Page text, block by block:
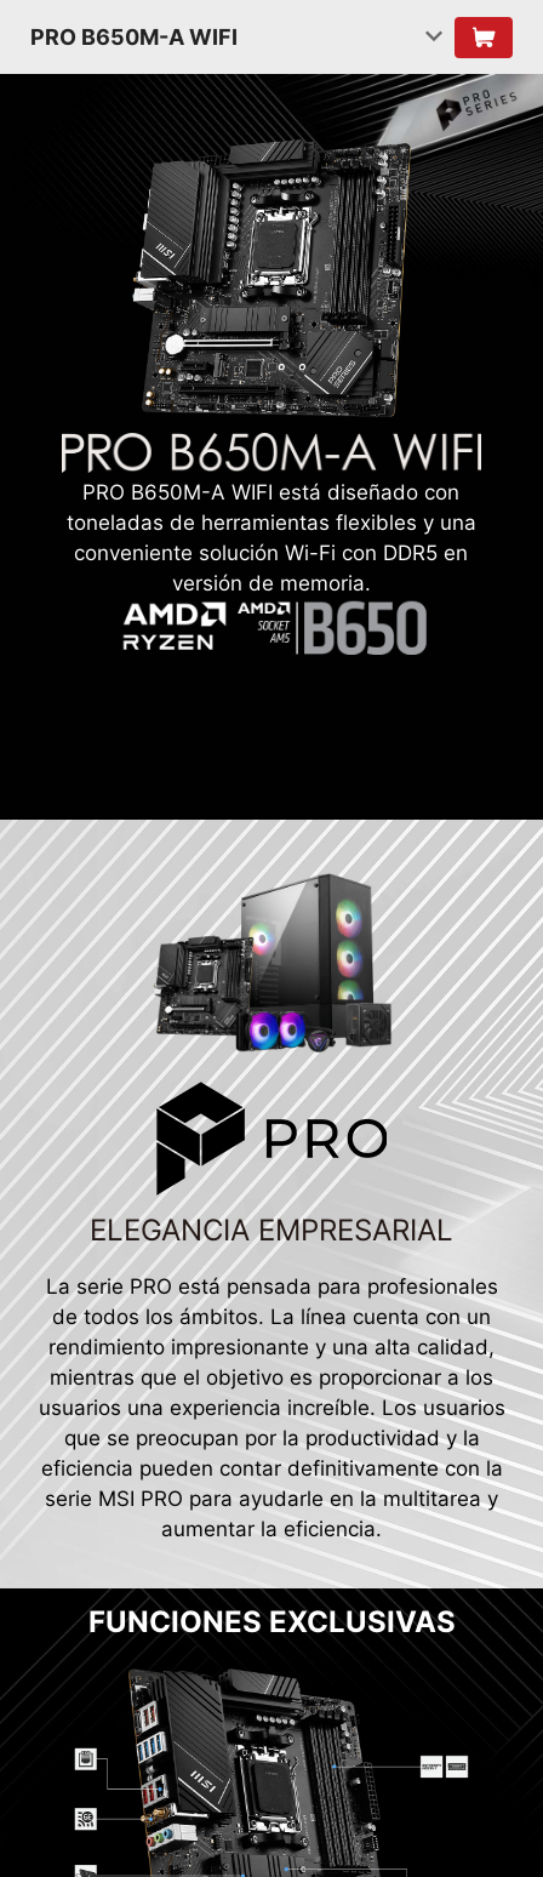
PRO B650M-A WIFI
PRO B650M-A WIFI está diseñado con
toneladas de herramientas flexibles y una
conveniente solución Wi-Fi con DDR5 en
versión de memoria.
ELEGANCIA EMPRESARIAL
La serie PRO está pensada para profesionales
de todos los ámbitos. La línea cuenta con un
rendimiento impresionante y una alta calidad,
mientras que el objetivo es proporcionar a los
usuarios una experiencia increíble. Los usuarios
que se preocupan por la productividad y la
eficiencia pueden contar definitivamente con la
serie MSI PRO para ayudarle en la multitarea y
aumentar la eficiencia.
FUNCIONES EXCLUSIVAS